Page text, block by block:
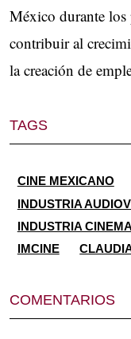
México durante los
contribuir al
la creación de
TAGS
CINE MEXICANO
INDUSTRIA
INDUSTRIA
IMCINE
COMENTARIOS